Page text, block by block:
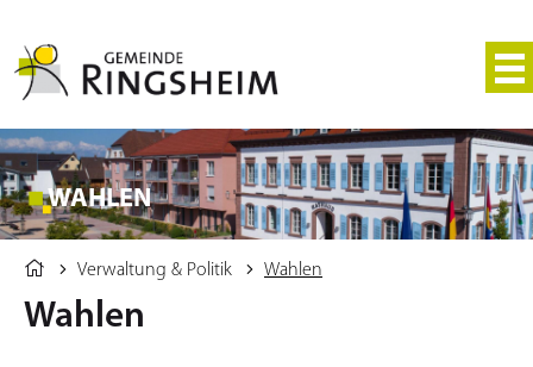
WAHLEN
Verwaltung & Politik Wahlen
Wahlen